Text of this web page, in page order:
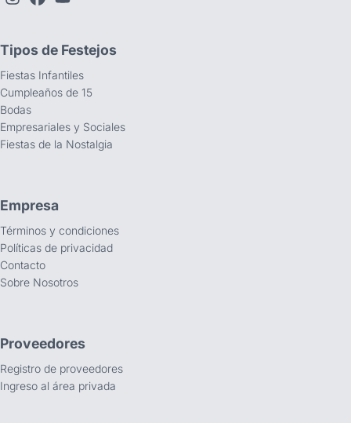
Tipos de Festejos
Fiestas Infantiles
Cumpleaños de 15
Bodas
Empresariales y Sociales
Fiestas de la Nostalgia
Empresa
Términos y condiciones
Políticas de privacidad
Contacto
Sobre Nosotros
Proveedores
Registro de proveedores
Ingreso al área privada